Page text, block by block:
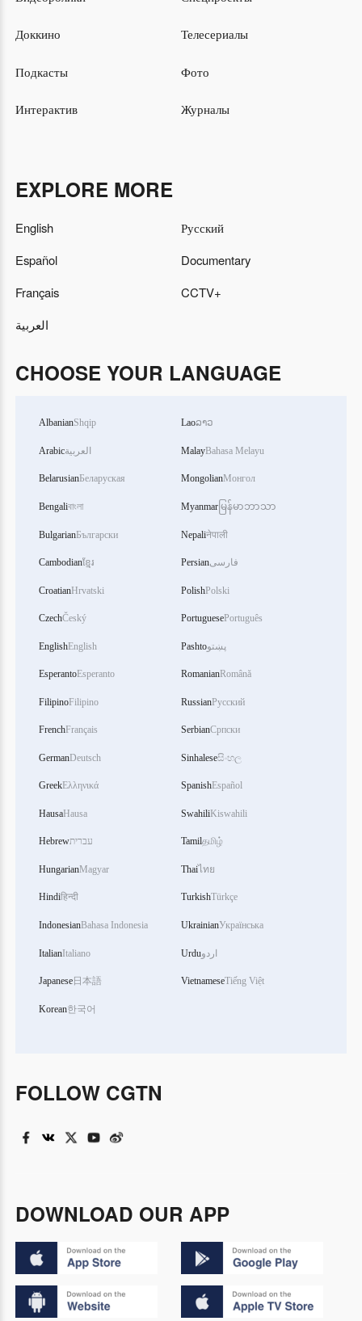
Доккино Телесериалы
Подкасты Фото
Интерактив Журналы
EXPLORE MORE
English
Español
Français
العربية
Русский
Documentary
CCTV+
CHOOSE YOUR LANGUAGE
AlbanianShqip
Arabicالعربية
BelarusianБеларуская
Bengaliবাংলা
BulgarianБългарски
Cambodianខ្មែរ
CroatianHrvatski
CzechČeský
EnglishEnglish
EsperantoEsperanto
FilipinoFilipino
FrenchFrançais
GermanDeutsch
GreekΕλληνικά
HausaHausa
Hebrewעברית
HungarianMagyar
Hindiहिन्दी
IndonesianBahasa Indonesia
ItalianItaliano
Japanese日本語
Korean한국어
Laoລາວ
MalayBahasa Melayu
MongolianМонгол
Myanmar မြန်မာဘာသာ
Nepaliनेपाली
Persianفارسی
PolishPolski
PortuguesePortuguês
Pashtoپښتو
RomanianRomână
RussianРусский
SerbianСрпски
Sinhaleseසිංහල
SpanishEspañol
SwahiliKiswahili
Tamilதமிழ்
Thaiไทย
TurkishTürkçe
UkrainianУкраїнська
Urduاردو
VietnameseTiếng Việt
FOLLOW CGTN
DOWNLOAD OUR APP